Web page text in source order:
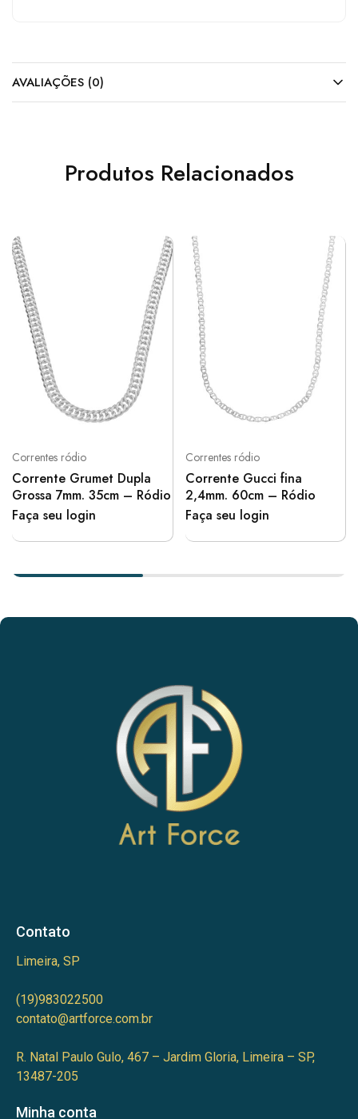
AVALIAÇÕES (0)
Produtos Relacionados
Correntes ródio
Corrente Grumet Dupla
Grossa 7mm. 35cm – Ródio
Faça seu login
Correntes ródio
Corrente Gucci fina
2,4mm. 60cm – Ródio
Faça seu login
Contato
Limeira, SP
(19)983022500
contato@artforce.com.br
R. Natal Paulo Gulo, 467 – Jardim Gloria, Limeira – SP,
13487-205
Minha conta